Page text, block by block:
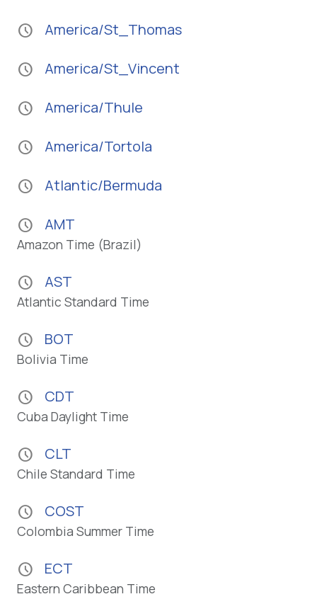
schedule
America/St_Thomas
schedule America/St_Vincent
schedule America/Thule
schedule America/Tortola
schedule Atlantic/Bermuda
schedule AMT
Amazon Time (Brazil)
schedule AST
Atlantic Standard Time
schedule BOT
Bolivia Time
schedule CDT
Cuba Daylight Time
schedule CLT
Chile Standard Time
schedule COST
Colombia Summer Time
schedule ECT
Eastern Caribbean Time